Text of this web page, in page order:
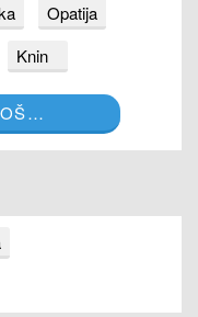
Opatija
Knin